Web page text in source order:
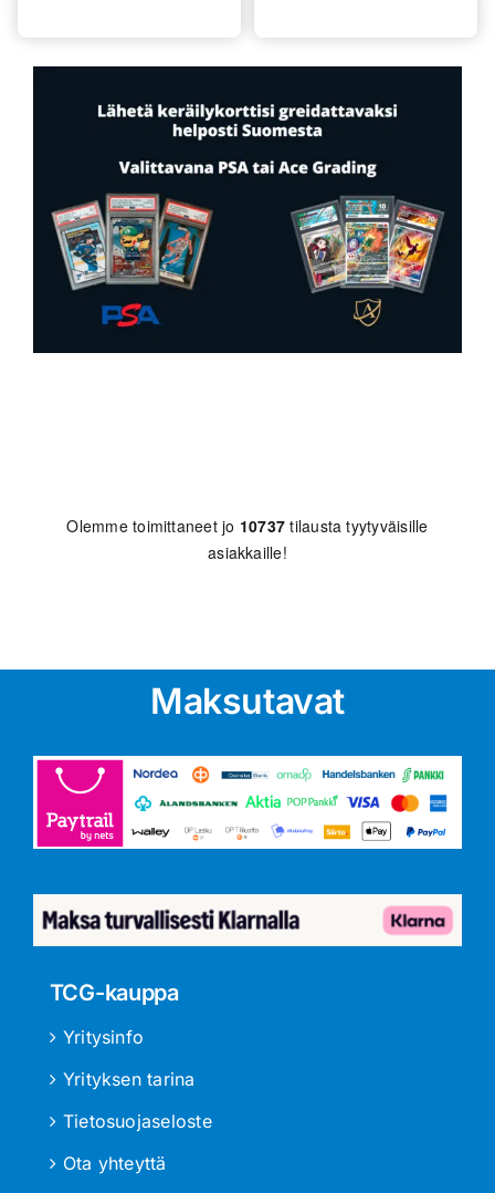
Olemme toimittaneet jo 10737 tilausta tyytyväisille
asiakkaille!
Maksutavat
TCG-kauppa
Yritysinfo
Yrityksen tarina
Tietosuojaseloste
Ota yhteyttä